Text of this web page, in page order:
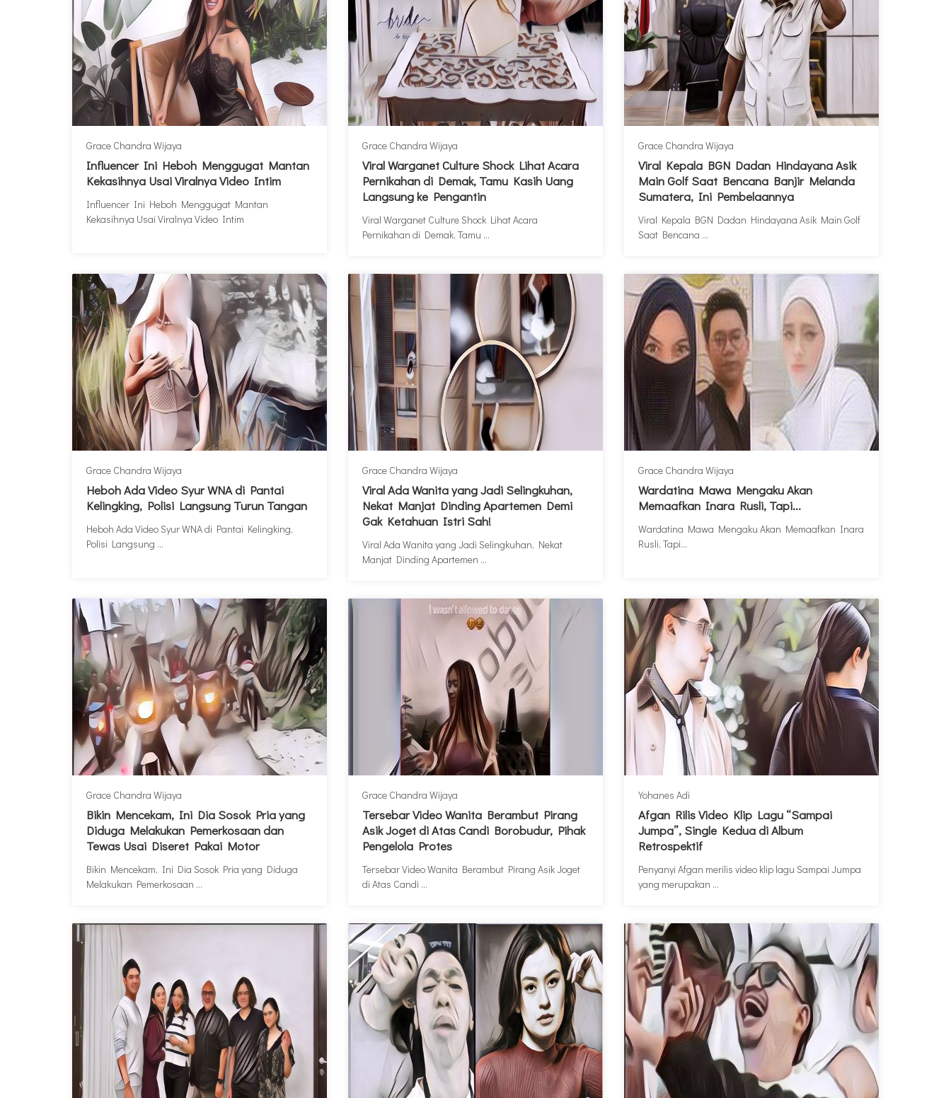
Grace Chandra Wijaya
Influencer Ini Heboh Menggugat Mantan
Kekasihnya Usai Viralnya Video Intim
Influencer Ini Heboh Menggugat Mantan
Kekasihnya Usai Viralnya Video Intim
Grace Chandra Wijaya
Viral Warganet Culture Shock Lihat Acara
Pernikahan di Demak, Tamu Kasih Uang
Langsung ke Pengantin
Viral Warganet Culture Shock Lihat Acara
Pernikahan di Demak, Tamu ...
Grace Chandra Wijaya
Viral Kepala BGN Dadan Hindayana Asik
Main Golf Saat Bencana Banjir Melanda
Sumatera, Ini Pembelaannya
Viral Kepala BGN Dadan Hindayana Asik Main Golf
Saat Bencana ...
Grace Chandra Wijaya
Heboh Ada Video Syur WNA di Pantai
Kelingking, Polisi Langsung Turun Tangan
Heboh Ada Video Syur WNA di Pantai Kelingking,
Polisi Langsung ...
Grace Chandra Wijaya
Viral Ada Wanita yang Jadi Selingkuhan,
Nekat Manjat Dinding Apartemen Demi
Gak Ketahuan Istri Sah!
Viral Ada Wanita yang Jadi Selingkuhan, Nekat
Manjat Dinding Apartemen ...
Grace Chandra Wijaya
Wardatina Mawa Mengaku Akan
Memaafkan Inara Rusli, Tapi...
Wardatina Mawa Mengaku Akan Memaafkan Inara
Rusli, Tapi...
Grace Chandra Wijaya
Bikin Mencekam, Ini Dia Sosok Pria yang
Diduga Melakukan Pemerkosaan dan
Tewas Usai Diseret Pakai Motor
Bikin Mencekam, Ini Dia Sosok Pria yang Diduga
Melakukan Pemerkosaan ...
Grace Chandra Wijaya
Tersebar Video Wanita Berambut Pirang
Asik Joget di Atas Candi Borobudur, Pihak
Pengelola Protes
Tersebar Video Wanita Berambut Pirang Asik Joget
di Atas Candi ...
Yohanes Adi
Afgan Rilis Video Klip Lagu “Sampai
Jumpa”, Single Kedua di Album
Retrospektif
Penyanyi Afgan merilis video klip lagu Sampai Jumpa
yang merupakan ...